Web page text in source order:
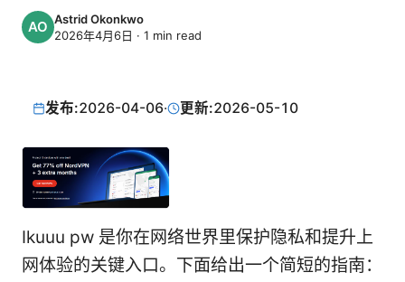
Astrid Okonkwo
2026年4月6日 · 1 min read
发布:2026-04-06· 更新:2026-05-10
Ikuuu pw 是你在网络世界里保护隐私和提升上
网体验的关键入口。下面给出一个简短的指南：